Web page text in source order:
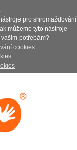
pro shromažďování
můžeme tyto nástroje
potřebám?
cookies